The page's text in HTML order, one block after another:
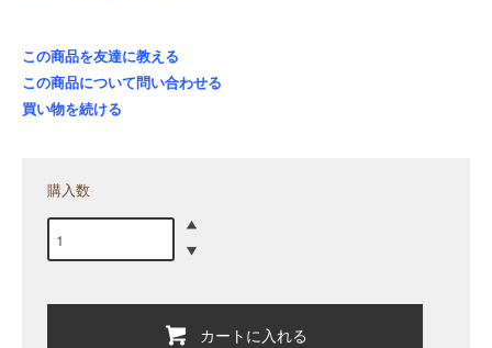
この商品を友達に教える
この商品について問い合わせる
買い物を続ける
購入数
カートに入れる